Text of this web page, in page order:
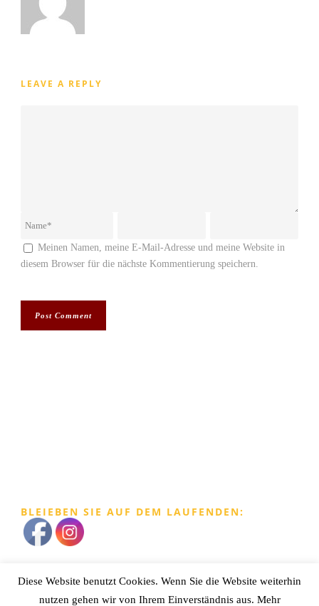
LEAVE A REPLY
Meinen Namen, meine E-Mail-Adresse und meine Website in
diesem Browser für die nächste Kommentierung speichern.
BLEIEBEN SIE AUF DEM LAUFENDEN:
Diese Website benutzt Cookies. Wenn Sie die Website weiterhin
nutzen gehen wir von Ihrem Einverständnis aus. Mehr